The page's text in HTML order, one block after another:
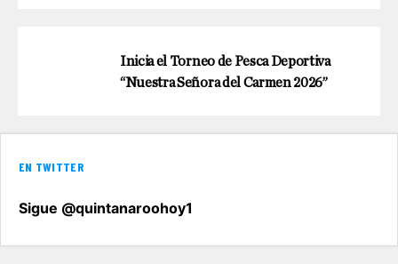
Inicia el Torneo de Pesca Deportiva
“Nuestra Señora del Carmen 2026”
EN TWITTER
Sigue @quintanaroohoy1